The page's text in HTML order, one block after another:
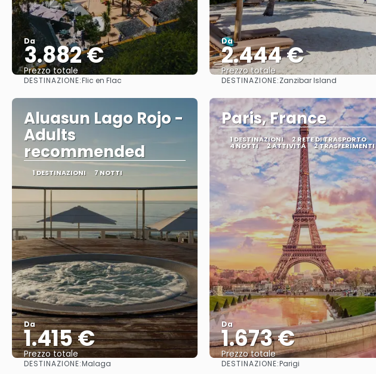
Da
3.882 €
Prezzo totale
Vedere
DESTINAZIONE:Flic en Flac
Da
2.444 €
Prezzo totale
Vedere
DESTINAZIONE:Zanzibar Island
Aluasun Lago Rojo -
Adults
recommended
1 DESTINAZIONI 7 NOTTI
Da
1.415 €
Prezzo totale
Vedere
DESTINAZIONE:Malaga
Paris, France
1 DESTINAZIONI 2 RETE DI TRASPORTO
4 NOTTI 2 ATTIVITÀ 2 TRASFERIMENTI
Da
1.673 €
Prezzo totale
Vedere
DESTINAZIONE:Parigi